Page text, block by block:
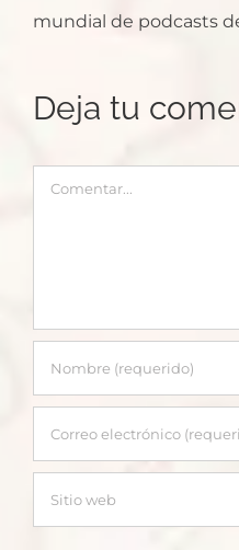
mundial de podcasts
Deja tu
Comentar